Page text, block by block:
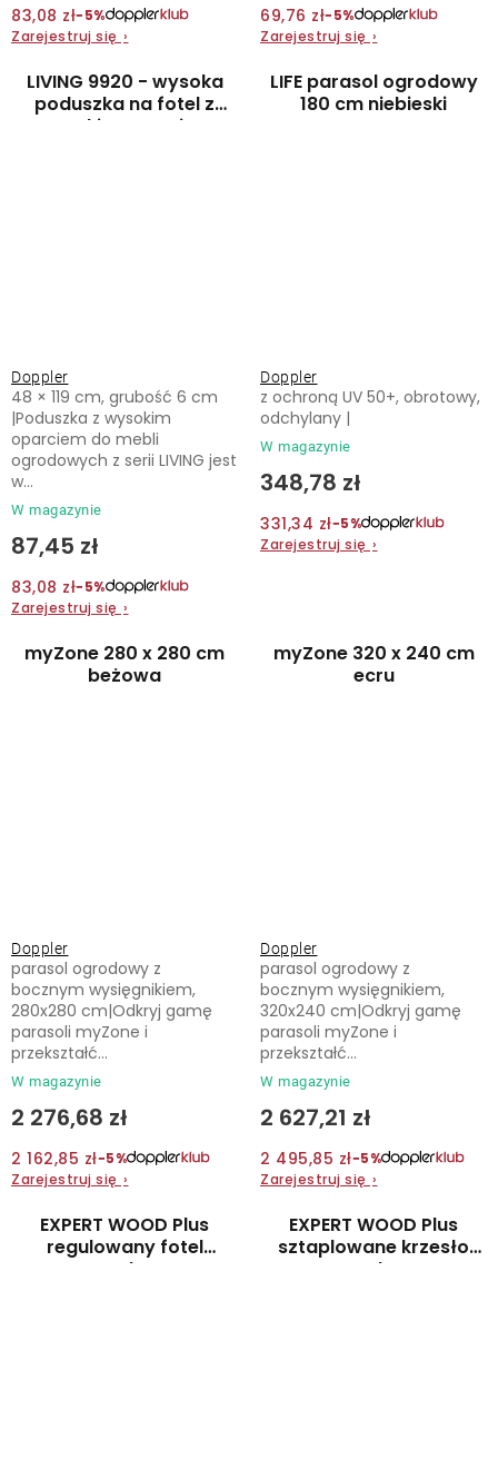
83,08 zł−5%
Zarejestruj się ›
69,76 zł−5%
Zarejestruj się ›
LIVING 9920 - wysoka
poduszka na fotel z
wysokim oparciem
Doppler
W magazynie
87,45 zł
83,08 zł−5%
Zarejestruj się ›
48 × 119 cm, grubość 6 cm
|Poduszka z wysokim
oparciem do mebli
ogrodowych z serii LIVING jest
w...
LIFE parasol ogrodowy
180 cm niebieski
Doppler
W magazynie
348,78 zł
331,34 zł−5%
Zarejestruj się ›
z ochroną UV 50+, obrotowy,
odchylany |
myZone 280 x 280 cm
beżowa
Doppler
W magazynie
2 276,68 zł
2 162,85 zł−5%
Zarejestruj się ›
parasol ogrodowy z
bocznym wysięgnikiem,
280x280 cm|Odkryj gamę
parasoli myZone i
przekształć...
myZone 320 x 240 cm
ecru
Doppler
W magazynie
2 627,21 zł
2 495,85 zł−5%
Zarejestruj się ›
parasol ogrodowy z
bocznym wysięgnikiem,
320x240 cm|Odkryj gamę
parasoli myZone i
przekształć...
EXPERT WOOD Plus
regulowany fotel
ogrodowy
EXPERT WOOD Plus
sztaplowane krzesło
ogrodowe